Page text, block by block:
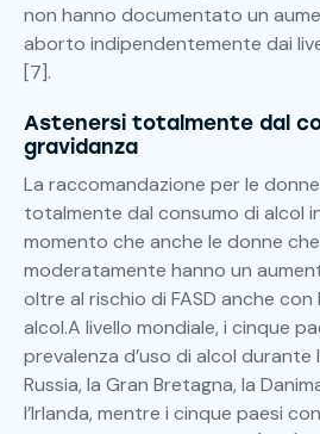
non hanno documentato un
aborto indipendentemente dai
[7].
Astenersi totalmente dal
gravidanza
La raccomandazione per le
totalmente dal consumo di alcol
momento che anche le donne
moderatamente hanno un
oltre al rischio di FASD anche
alcol.A livello mondiale, i cinque
prevalenza d’uso di alcol durante
Russia, la Gran Bretagna, la
l’Irlanda, mentre i cinque paesi